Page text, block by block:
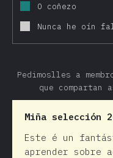
O coñezo
Nunca he oín
Pedimoslles a
que compartan
Miña selección
Este é un
aprender sobre